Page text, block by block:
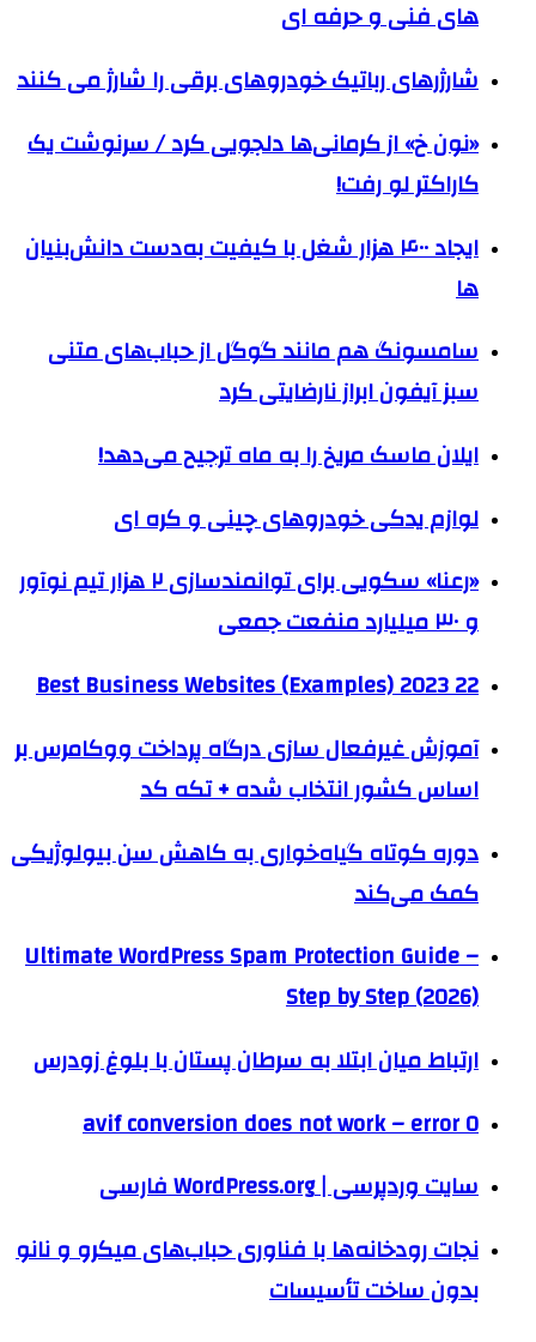
های فنی و حرفه ای
شارژرهای رباتیک خودروهای برقی را شارژ می کنند
«نون خ» از کرمانی‌ها دلجویی کرد / سرنوشت یک
کاراکتر لو رفت!
ایجاد ۴۰۰ هزار شغل با کیفیت به‌دست دانش‌بنیان‌
ها
سامسونگ هم مانند گوگل از حباب‌های متنی
سبز آیفون ابراز نارضایتی کرد
ایلان ماسک مریخ را به ماه ترجیح می‌دهد!
لوازم یدکی خودروهای چینی و کره ای
«رعنا» سکویی برای توانمندسازی ۲ هزار تیم نوآور
و ۳۰ میلیارد منفعت جمعی
22 Best Business Websites (Examples) 2023
آموزش غیرفعال سازی درگاه پرداخت ووکامرس بر
اساس کشور انتخاب شده + تکه کد
دوره کوتاه گیاه‌خواری به کاهش سن بیولوژیکی
کمک می‌کند
Ultimate WordPress Spam Protection Guide –
Step by Step (2026)
ارتباط میان ابتلا به سرطان پستان با بلوغ زودرس
avif conversion does not work – error 0
سایت وردپرسی | WordPress.org فارسی
نجات رودخانه‌ها با فناوری حباب‌های میکرو و نانو
بدون ساخت تأسیسات